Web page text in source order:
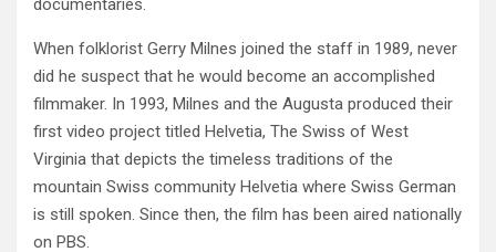
documentaries.
When folklorist Gerry Milnes joined the staff in 1989, never
did he suspect that he would become an accomplished
filmmaker. In 1993, Milnes and the Augusta produced their
first video project titled Helvetia, The Swiss of West
Virginia that depicts the timeless traditions of the
mountain Swiss community Helvetia where Swiss German
is still spoken. Since then, the film has been aired nationally
on PBS.